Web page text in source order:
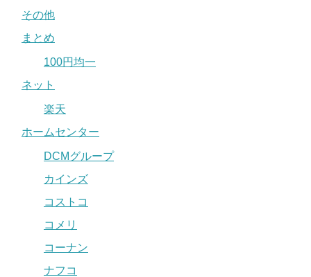
その他
まとめ
100円均一
ネット
楽天
ホームセンター
DCMグループ
カインズ
コストコ
コメリ
コーナン
ナフコ